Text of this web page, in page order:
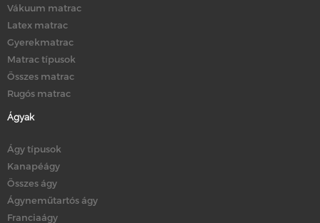
Vákuum matrac
Latex matrac
Gyerekmatrac
Matrac típusok
Összes matrac
Rugós matrac
Ágyak
Ágy típusok
Kanapéágy
Összes ágy
Ágyneműtartós ágy
Franciaágy